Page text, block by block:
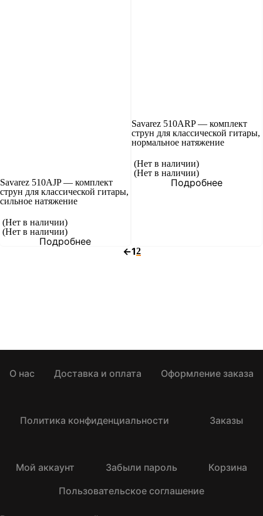
Savarez 510AJP — комплект
струн для классической гитары,
сильное натяжение
(Нет в наличии)
(Нет в наличии)
Подробнее
Savarez 510ARP — комплект
струн для классической гитары,
нормальное натяжение
(Нет в наличии)
(Нет в наличии)
Подробнее
←12
О нас Доставка и оплата Оформление заказа
Политика конфиденциальности Заказы
Мой аккаунт Забыли пароль
Корзина
Пользовательское соглашение